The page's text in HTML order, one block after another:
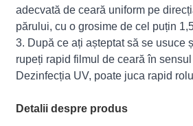
adecvată de ceară uniform pe
părului, cu o grosime de cel puțin
3. După ce ați așteptat să se usuce
rupeți rapid filmul de ceară în
Dezinfecția UV, poate juca rapid
Detalii despre produs